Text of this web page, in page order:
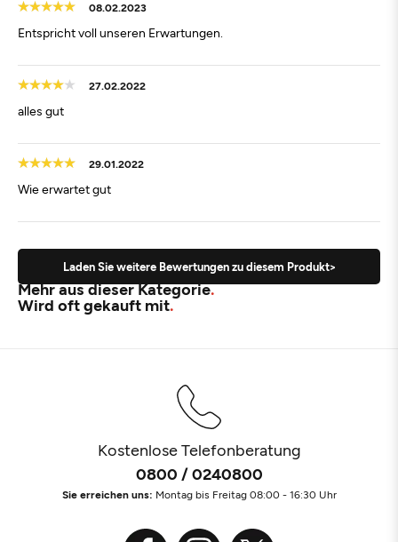
08.02.2023
Entspricht voll unseren Erwartungen.
27.02.2022
alles gut
29.01.2022
Wie erwartet gut
Laden Sie weitere Bewertungen zu diesem Produkt>
Mehr aus dieser Kategorie
Wird oft gekauft mit
Kostenlose Telefonberatung
0800 / 0240800
Sie erreichen uns: Montag bis Freitag 08:00 - 16:30 Uhr